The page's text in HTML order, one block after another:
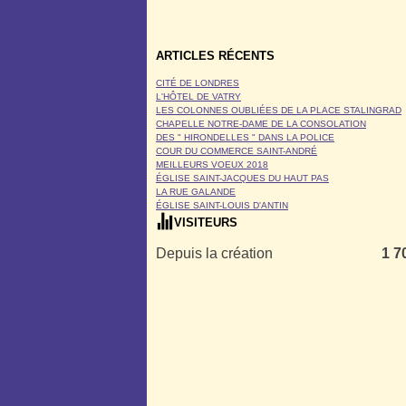
ARTICLES RÉCENTS
CITÉ DE LONDRES
L'HÔTEL DE VATRY
LES COLONNES OUBLIÉES DE LA PLACE STALINGRAD
CHAPELLE NOTRE-DAME DE LA CONSOLATION
DES " HIRONDELLES " DANS LA POLICE
COUR DU COMMERCE SAINT-ANDRÉ
MEILLEURS VOEUX 2018
ÉGLISE SAINT-JACQUES DU HAUT PAS
LA RUE GALANDE
ÉGLISE SAINT-LOUIS D'ANTIN
VISITEURS
Depuis la création 1